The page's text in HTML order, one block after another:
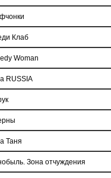
Клаб
Woman
RUSSIA
Таня
Зона отчуждения